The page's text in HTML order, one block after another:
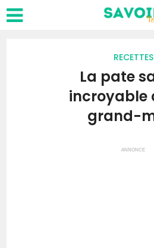
RECETTES
La pate
incroyable
grand-
ANNONCE